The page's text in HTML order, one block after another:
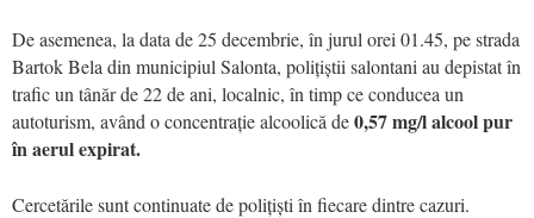
De asemenea, la data de 25 decembrie, în jurul orei 01.45, pe strada
Bartok Bela din municipiul Salonta, polițiștii salontani au depistat în
trafic un tânăr de 22 de ani, localnic, în timp ce conducea un
autoturism, având o concentrație alcoolică de0,57 mg/l alcool pur
în aerul expirat.
Cercetările sunt continuate de polițiști în fiecare dintre cazuri.